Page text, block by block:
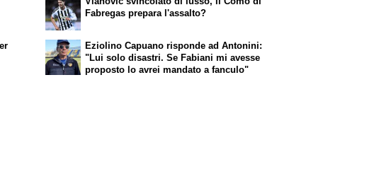
Fabregas prepara l'assalto?
Eziolino Capuano risponde ad Antonini:
"Lui solo disastri. Se Fabiani mi avesse
proposto lo avrei mandato a fanculo"